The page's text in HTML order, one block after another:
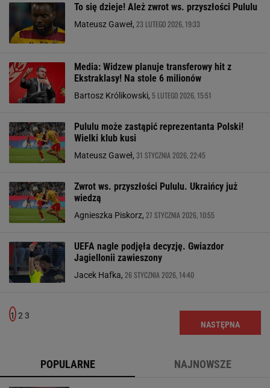
To się dzieje! Ależ zwrot ws. przyszłości Pululu
Mateusz Gaweł, 23 LUTEGO 2026, 19:33
Media: Widzew planuje transferowy hit z
Ekstraklasy! Na stole 6 milionów
Bartosz Królikowski, 5 LUTEGO 2026, 15:51
Pululu może zastąpić reprezentanta Polski!
Wielki klub kusi
Mateusz Gaweł, 31 STYCZNIA 2026, 22:45
Zwrot ws. przyszłości Pululu. Ukraińcy już
wiedzą
Agnieszka Piskorz, 27 STYCZNIA 2026, 10:55
UEFA nagle podjęła decyzję. Gwiazdor
Jagiellonii zawieszony
Jacek Hafka, 26 STYCZNIA 2026, 14:40
1 2 3
NASTĘPNA
POPULARNE NAJNOWSZE